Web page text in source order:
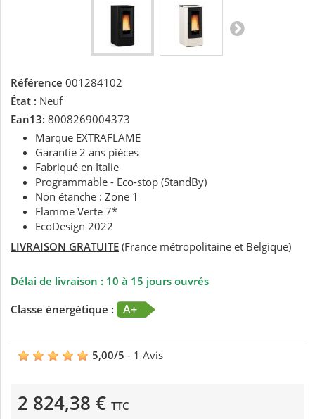
Référence 001284102
État : Neuf
Ean13: 8008269004373
Marque EXTRAFLAME
Garantie 2 ans pièces
Fabriqué en Italie
Programmable - Eco-stop (StandBy)
Non étanche : Zone 1
Flamme Verte 7*
EcoDesign 2022
LIVRAISON GRATUITE (France métropolitaine et Belgique)
Délai de livraison : 10 à 15 jours ouvrés
Classe énergétique :
A+
5,00/5 - 1 Avis
2 824,38 € TTC